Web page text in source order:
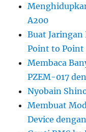
A200
Buat
Point to Point
Membaca
PZEM-017
Nyobain
Membuat
Device